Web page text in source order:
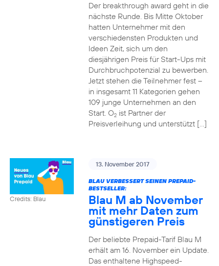
Der breakthrough award geht in die
nächste Runde. Bis Mitte Oktober
hatten Unternehmer mit den
verschiedensten Produkten und
Ideen Zeit, sich um den
diesjährigen Preis für Start-Ups mit
Durchbruchpotenzial zu bewerben.
Jetzt stehen die Teilnehmer fest –
in insgesamt 11 Kategorien gehen
109 junge Unternehmen an den
Start. O2ist Partner der
Preisverleihung und unterstützt […]
Credits: Blau
13. November 2017
BLAU VERBESSERT SEINEN PREPAID-
BESTSELLER:
Blau M ab November
mit mehr Daten zum
günstigeren Preis
Der beliebte Prepaid-Tarif Blau M
erhält am 16. November ein Update.
Das enthaltene Highspeed-